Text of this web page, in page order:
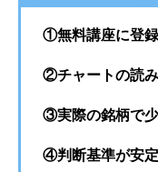
①無料講座に登録
②チャートの読
③実際の銘柄で
④判断基準が安